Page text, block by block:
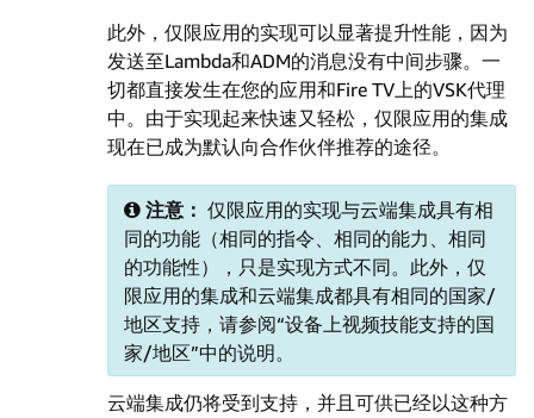
此外，仅限应用的实现可以显著提升性能，因为
发送至Lambda和ADM的消息没有中间步骤。一
切都直接发生在您的应用和Fire TV上的VSK代理
中。由于实现起来快速又轻松，仅限应用的集成
现在已成为默认向合作伙伴推荐的途径。
注意： 仅限应用的实现与云端集成具有相
同的功能（相同的指令、相同的能力、相同
的功能性），只是实现方式不同。此外，仅
限应用的集成和云端集成都具有相同的国家/
地区支持，请参阅“设备上视频技能支持的国
家/地区”中的说明。
云端集成仍将受到支持，并且可供已经以这种方